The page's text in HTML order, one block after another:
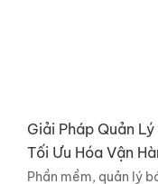
Giải Pháp Quản
Tối Ưu Hóa Vận
Phần mềm, quản lý